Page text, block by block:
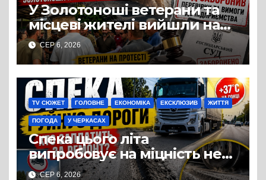
У Золотоноші ветерани та
місцеві жителі вийшли на
протест до стін
підприємства ТОВ «Омега
Три», що займається
виробництвом м’яса птиці
СЕР 6, 2026
TV СЮЖЕТ ГОЛОВНЕ ЕКОНОМІКА ЕКСКЛЮЗИВ ЖИТТЯ
ПОГОДА У ЧЕРКАСАХ
Спека цього літа
випробовує на міцність не
лише людей, а й дороги
СЕР 6, 2026